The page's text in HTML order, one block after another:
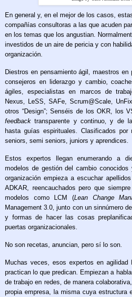
En general y, en el mejor de los casos,
compañías consultoras a las que acuden
en los temas que los angustian.
investidos de un aire de pericia y con
organización.
Diestros en pensamiento ágil, maestros en
consejeros en liderazgo y cambio,
ágiles, especialistas en marcos de
Nexus, LeSS, SAFe, Scrum@Scale,
otros “Design”; Senséis de los OKR, los
feedback transparente y continuo, y de
hasta guías espirituales. Clasificados
seniors, semi seniors, juniors y aprendices.
Estos expertos llegan enumerando a
modelos de gestión del cambio
organización empieza a escuchar
ADKAR, reencauchados pero que
modelos como LCM (Lean Change
Management 3.0, junto con un sinnúmero
y formas de hacer las cosas
puertas organizacionales.
No son recetas, anuncian, pero sí lo son.
Muchas veces, esos expertos en agilidad
practican lo que predican. Empiezan a
de trabajo en redes, de manera
propia empresa, la misma cuya estructura